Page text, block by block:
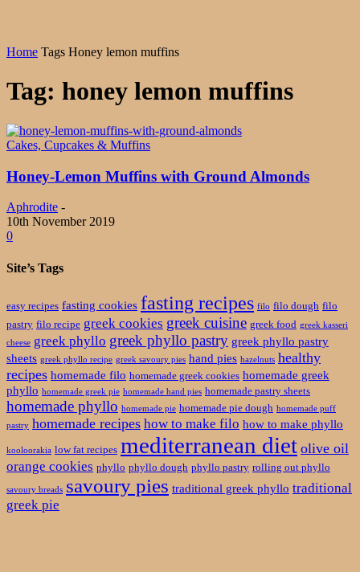
Home Tags Honey lemon muffins
Tag: honey lemon muffins
Cakes, Cupcakes & Muffins
Honey-Lemon Muffins with Ground Almonds
Aphrodite -
10th November 2019
0
Site’s Tags
easy recipes fasting cookies fasting recipes filo filo dough filo
pastry filo recipe greek cookies greek cuisine greek food greek kasseri
cheese greek phyllo greek phyllo pastry greek phyllo pastry
sheets greek phyllo recipe greek savoury pies hand pies hazelnuts healthy
recipes homemade filo homemade greek cookies homemade greek
phyllo homemade greek pie homemade hand pies homemade pastry sheets
homemade phyllo homemade pie homemade pie dough homemade puff
pastry homemade recipes how to make filo how to make phyllo
kooloorakia low fat recipes mediterranean diet olive oil
orange cookies phyllo phyllo dough phyllo pastry rolling out phyllo
savoury breads savoury pies traditional greek phyllo traditional
greek pie